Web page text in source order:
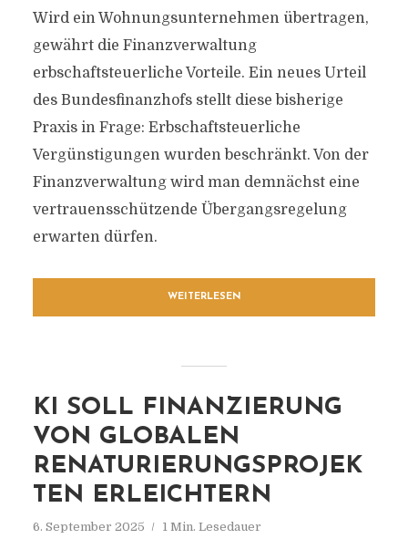
Wird ein Wohnungsunternehmen übertragen,
gewährt die Finanzverwaltung
erbschaftsteuerliche Vorteile. Ein neues Urteil
des Bundesfinanzhofs stellt diese bisherige
Praxis in Frage: Erbschaftsteuerliche
Vergünstigungen wurden beschränkt. Von der
Finanzverwaltung wird man demnächst eine
vertrauensschützende Übergangsregelung
erwarten dürfen.
WEITERLESEN
KI SOLL FINANZIERUNG
VON GLOBALEN
RENATURIERUNGSPROJEK
TEN ERLEICHTERN
6. September 2025 1 Min. Lesedauer